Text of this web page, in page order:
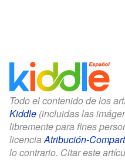
Todo el contenido de los
Kiddle (incluidas las
libremente para fines
licenciaAtribución-
lo contrario. Citar este